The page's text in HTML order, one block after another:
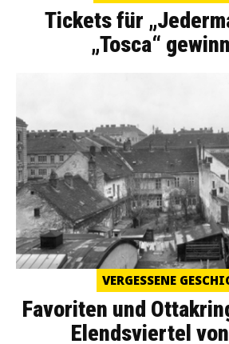
Tickets für
„Tosca“
VERGESSENE
Favoriten und
Elendsviertel